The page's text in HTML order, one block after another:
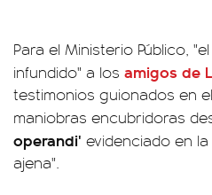
Para el Ministerio Público,
infundido" a los amigos de
testimonios guionados en
maniobras encubridoras
operandi' evidenciado en
ajena".